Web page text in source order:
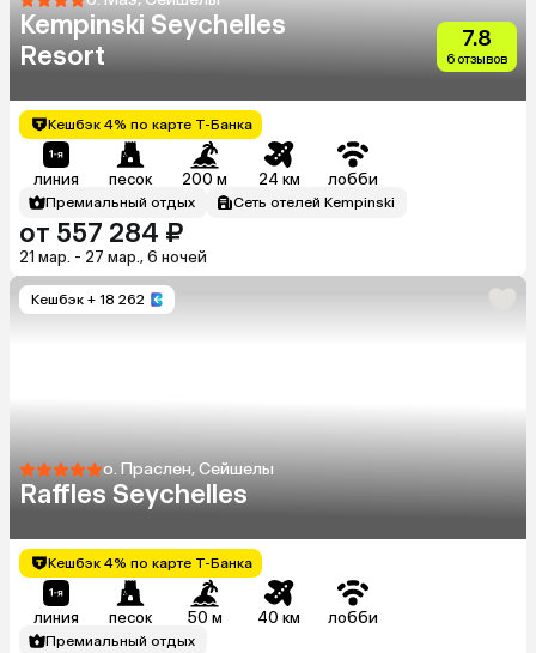
Kempinski Seychelles
Resort
7.8
6 отзывов
Кешбэк 4% по карте Т-Банка
линия песок 200 м 24 км лобби
Премиальный отдых Сеть отелей Kempinski
от 557 284 ₽
21 мар. - 27 мар., 6 ночей
Кешбэк + 18 262
о. Праслен, Сейшелы
Raffles Seychelles
Кешбэк 4% по карте Т-Банка
линия песок 50 м 40 км лобби
Премиальный отдых